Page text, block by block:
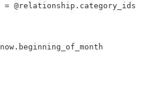
= @relationship . category_ids
now . beginning_of_month